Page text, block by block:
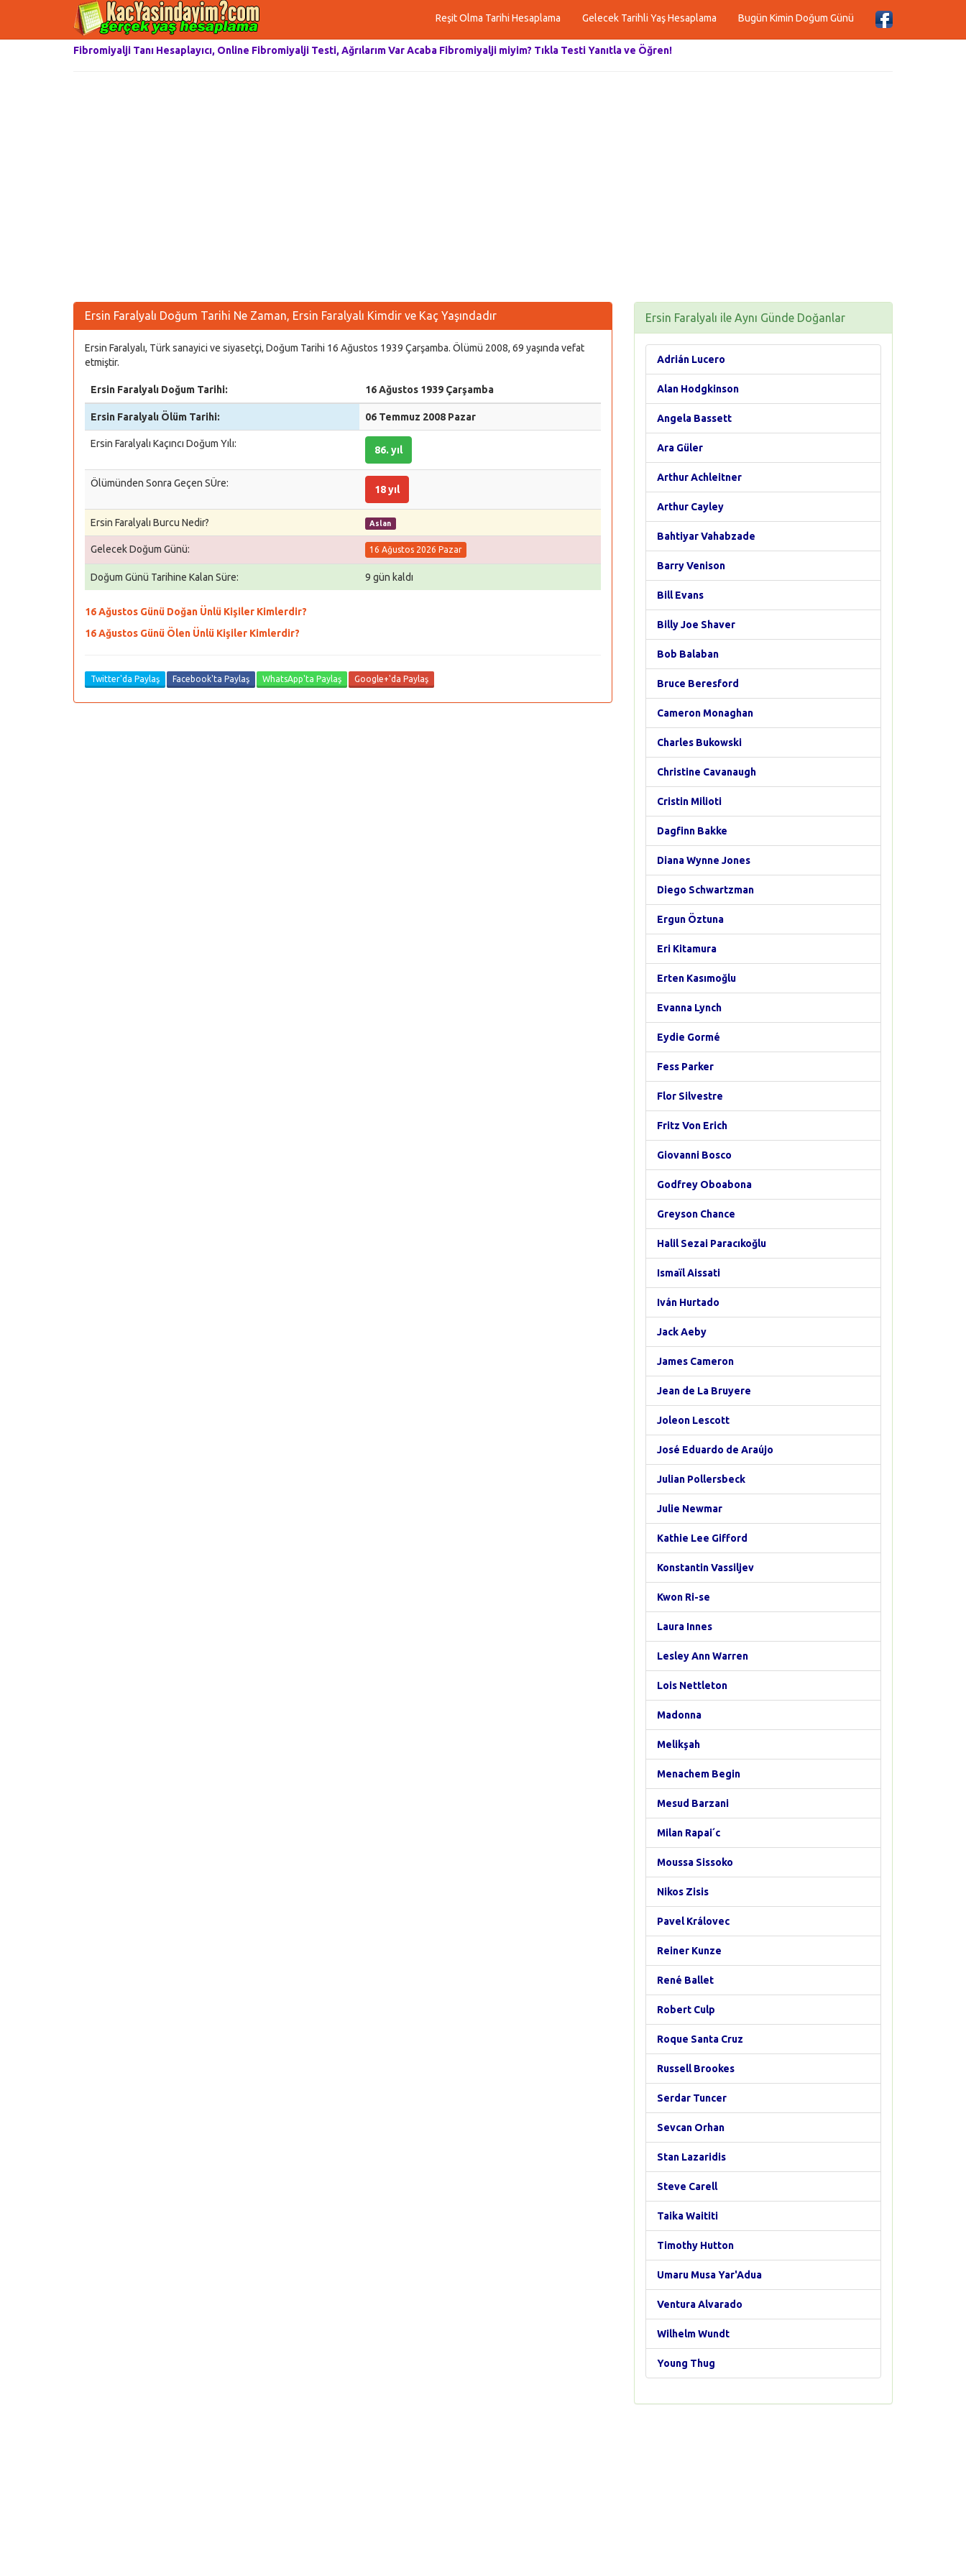
Reşit Olma Tarihi Hesaplama Gelecek Tarihli Yaş Hesaplama Bugün Kimin Doğum Günü
Fibromiyalji Tanı Hesaplayıcı, Online Fibromiyalji Testi, Ağrılarım Var Acaba Fibromiyalji miyim? Tıkla Testi Yanıtla ve Öğren!
Ersin Faralyalı Doğum Tarihi Ne Zaman, Ersin Faralyalı Kimdir ve Kaç Yaşındadır
Ersin Faralyalı, Türk sanayici ve siyasetçi, Doğum Tarihi 16 Ağustos 1939 Çarşamba. Ölümü 2008, 69 yaşında vefat
etmiştir.
Ersin Faralyalı Doğum Tarihi: 16 Ağustos 1939 Çarşamba
Ersin Faralyalı Ölüm Tarihi: 06 Temmuz 2008 Pazar
Ersin Faralyalı Kaçıncı Doğum Yılı:
86. yıl
Ölümünden Sonra Geçen SÜre:
18 yıl
Ersin Faralyalı Burcu Nedir? Aslan
Gelecek Doğum Günü: 16 Ağustos 2026 Pazar
Doğum Günü Tarihine Kalan Süre: 9 gün kaldı
16 Ağustos Günü Doğan Ünlü Kişiler Kimlerdir?
16 Ağustos Günü Ölen Ünlü Kişiler Kimlerdir?
Twitter'da Paylaş Facebook'ta Paylaş WhatsApp'ta Paylaş Google+'da Paylaş
Ersin Faralyalı ile Aynı Günde Doğanlar
Adrián Lucero
Alan Hodgkinson
Angela Bassett
Ara Güler
Arthur Achleitner
Arthur Cayley
Bahtiyar Vahabzade
Barry Venison
Bill Evans
Billy Joe Shaver
Bob Balaban
Bruce Beresford
Cameron Monaghan
Charles Bukowski
Christine Cavanaugh
Cristin Milioti
Dagfinn Bakke
Diana Wynne Jones
Diego Schwartzman
Ergun Öztuna
Eri Kitamura
Erten Kasımoğlu
Evanna Lynch
Eydie Gormé
Fess Parker
Flor Silvestre
Fritz Von Erich
Giovanni Bosco
Godfrey Oboabona
Greyson Chance
Halil Sezai Paracıkoğlu
Ismaïl Aissati
Iván Hurtado
Jack Aeby
James Cameron
Jean de La Bruyere
Joleon Lescott
José Eduardo de Araújo
Julian Pollersbeck
Julie Newmar
Kathie Lee Gifford
Konstantin Vassiljev
Kwon Ri-se
Laura Innes
Lesley Ann Warren
Lois Nettleton
Madonna
Melikşah
Menachem Begin
Mesud Barzani
Milan Rapai´c
Moussa Sissoko
Nikos Zisis
Pavel Královec
Reiner Kunze
René Ballet
Robert Culp
Roque Santa Cruz
Russell Brookes
Serdar Tuncer
Sevcan Orhan
Stan Lazaridis
Steve Carell
Taika Waititi
Timothy Hutton
Umaru Musa Yar'Adua
Ventura Alvarado
Wilhelm Wundt
Young Thug